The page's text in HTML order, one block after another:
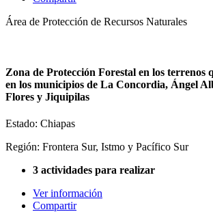
Área de Protección de Recursos Naturales
Zona de Protección Forestal en los terrenos
en los municipios de La Concordia, Ángel
Flores y Jiquipilas
Estado: Chiapas
Región: Frontera Sur, Istmo y Pacífico Sur
3 actividades para realizar
Ver información
Compartir